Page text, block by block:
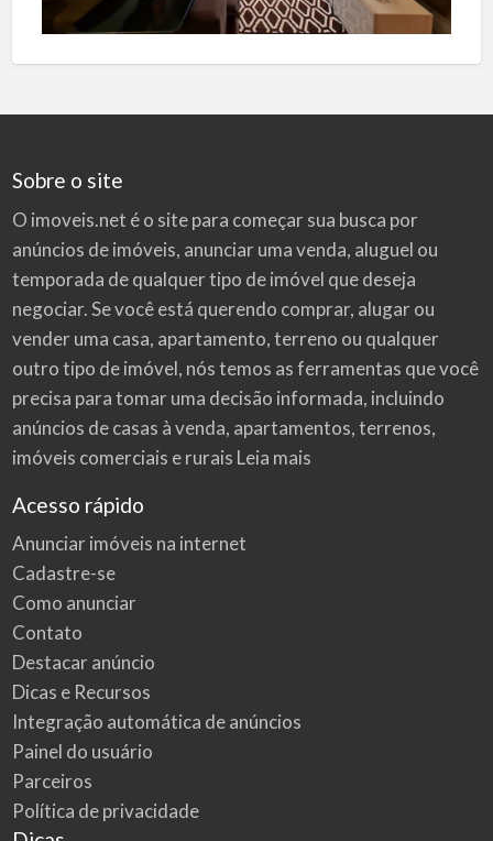
Sobre o site
O imoveis.net é o site para começar sua busca por
anúncios de imóveis, anunciar uma venda, aluguel ou
temporada de qualquer tipo de imóvel que deseja
negociar. Se você está querendo comprar, alugar ou
vender uma casa, apartamento, terreno ou qualquer
outro tipo de imóvel, nós temos as ferramentas que você
precisa para tomar uma decisão informada, incluindo
anúncios de casas à venda, apartamentos, terrenos,
imóveis comerciais e rurais Leia mais
Acesso rápido
Anunciar imóveis na internet
Cadastre-se
Como anunciar
Contato
Destacar anúncio
Dicas e Recursos
Integração automática de anúncios
Painel do usuário
Parceiros
Política de privacidade